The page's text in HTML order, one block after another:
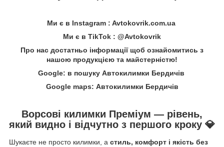
Ми є в Instagram : Avtokovrik.com.ua
Ми є в TikTok : @Avtokovrik
Про нас достатньо інформації щоб ознайомитись з
нашою продукцією та майстерністю!
Google: в пошуку Автокилимки Бердичів
Google maps: Автокилимки Бердичів
Ворсові килимки Преміум — рівень,
який видно і відчутно з першого кроку 💎
Шукаєте не просто килимки, а стиль, комфорт і якість без